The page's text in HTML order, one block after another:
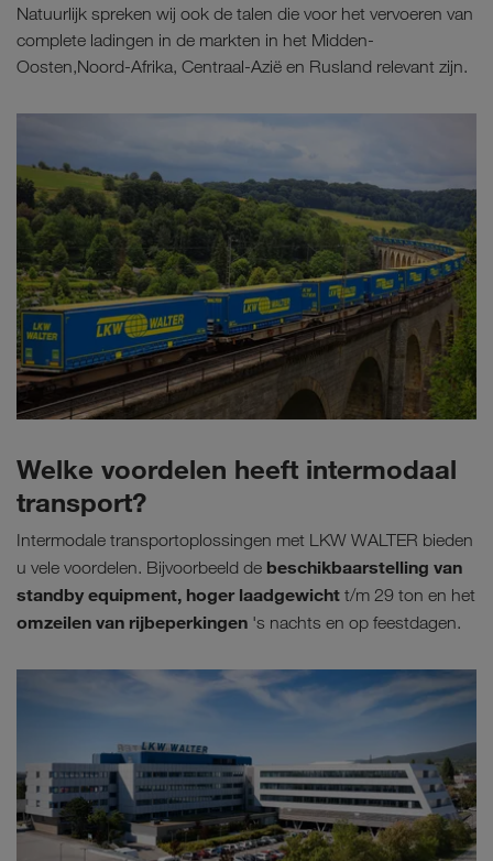
Natuurlijk spreken wij ook de talen die voor het vervoeren van
complete ladingen in de markten in het Midden-
Oosten,Noord-Afrika, Centraal-Azië en Rusland relevant zijn.
Welke voordelen heeft intermodaal
transport?
Intermodale transportoplossingen met LKW WALTER bieden
u vele voordelen. Bijvoorbeeld de beschikbaarstelling van
standby equipment, hoger laadgewicht t/m 29 ton en het
omzeilen van rijbeperkingen 's nachts en op feestdagen.